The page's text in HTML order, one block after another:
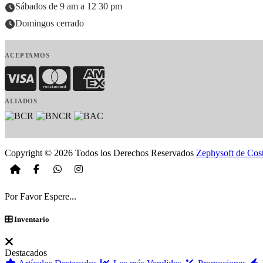
Sábados de 9 am a 12 30 pm
Domingos cerrado
ACEPTAMOS
Visa MasterCardAmerican Express
ALIADOS
Copyright © 2026 Todos los Derechos Reservados Zephysoft de
Por Favor Espere...
Inventario
Destacados